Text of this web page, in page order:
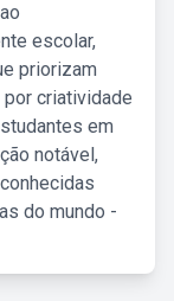
escolar,
priorizam
criatividade
em
notável,
do mundo -